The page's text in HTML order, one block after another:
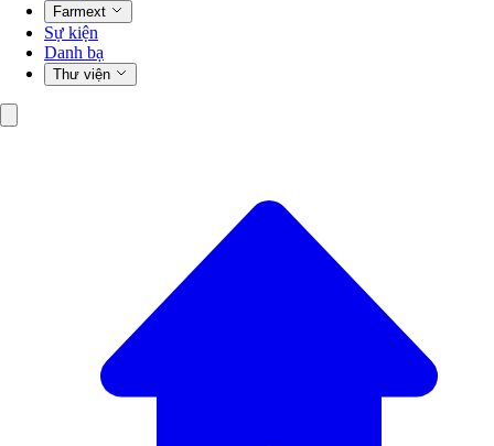
Farmext
Sự kiện
Danh bạ
Thư viện